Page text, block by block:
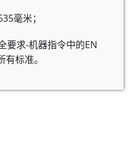
毫米；
要求-机器指令中的EN
标准。